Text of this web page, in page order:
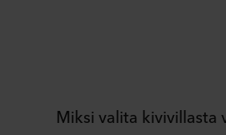
Miksi valita kivivillasta